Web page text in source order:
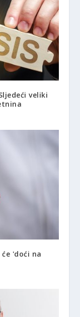
veliki
'doći na